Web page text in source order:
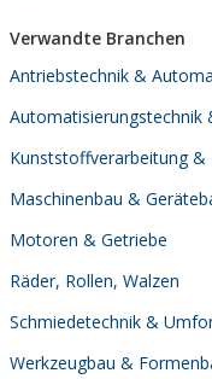
Verwandte Branchen
Antriebstechnik &
Automatisierungstechnik
Kunststoffverarbeitung
Maschinenbau &
Motoren & Getriebe
Räder, Rollen, Walzen
Schmiedetechnik &
Werkzeugbau &